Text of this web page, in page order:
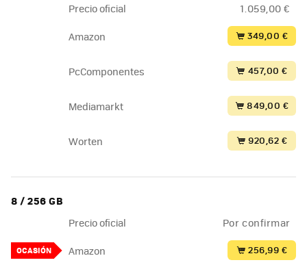
Precio oficial 1.059,00 €
Amazon 349,00 €
PcComponentes 457,00 €
Mediamarkt 849,00 €
Worten 920,62 €
8 / 256 GB
Precio oficial Por confirmar
OCASIÓN Amazon 256,99 €